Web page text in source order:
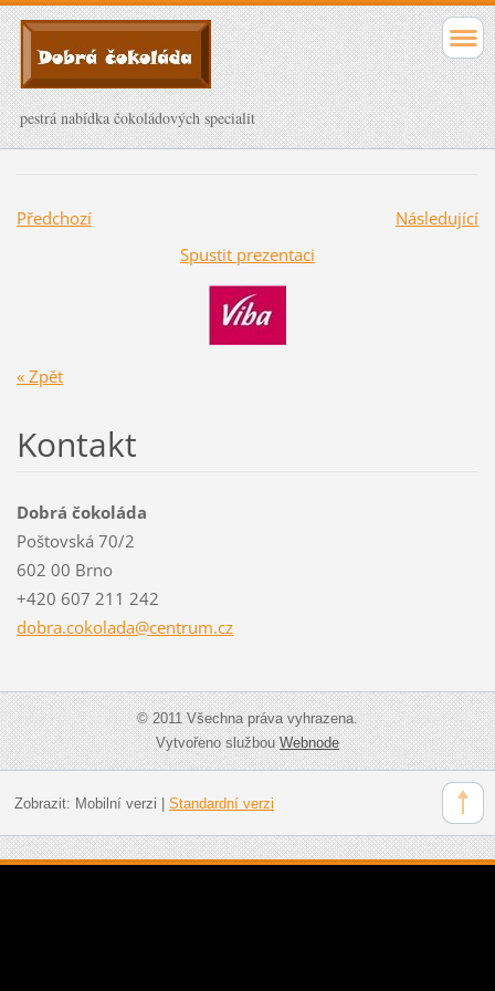
pestrá nabídka čokoládových specialit
Předchozí
Následující
Spustit prezentaci
« Zpět
Kontakt
Dobrá čokoláda
Poštovská 70/2
602 00 Brno
+420 607 211 242
dobra.cokolada@centrum.cz
© 2011 Všechna práva vyhrazena.
Vytvořeno službouWebnode
Zobrazit: Mobilní verzi Standardní verzi